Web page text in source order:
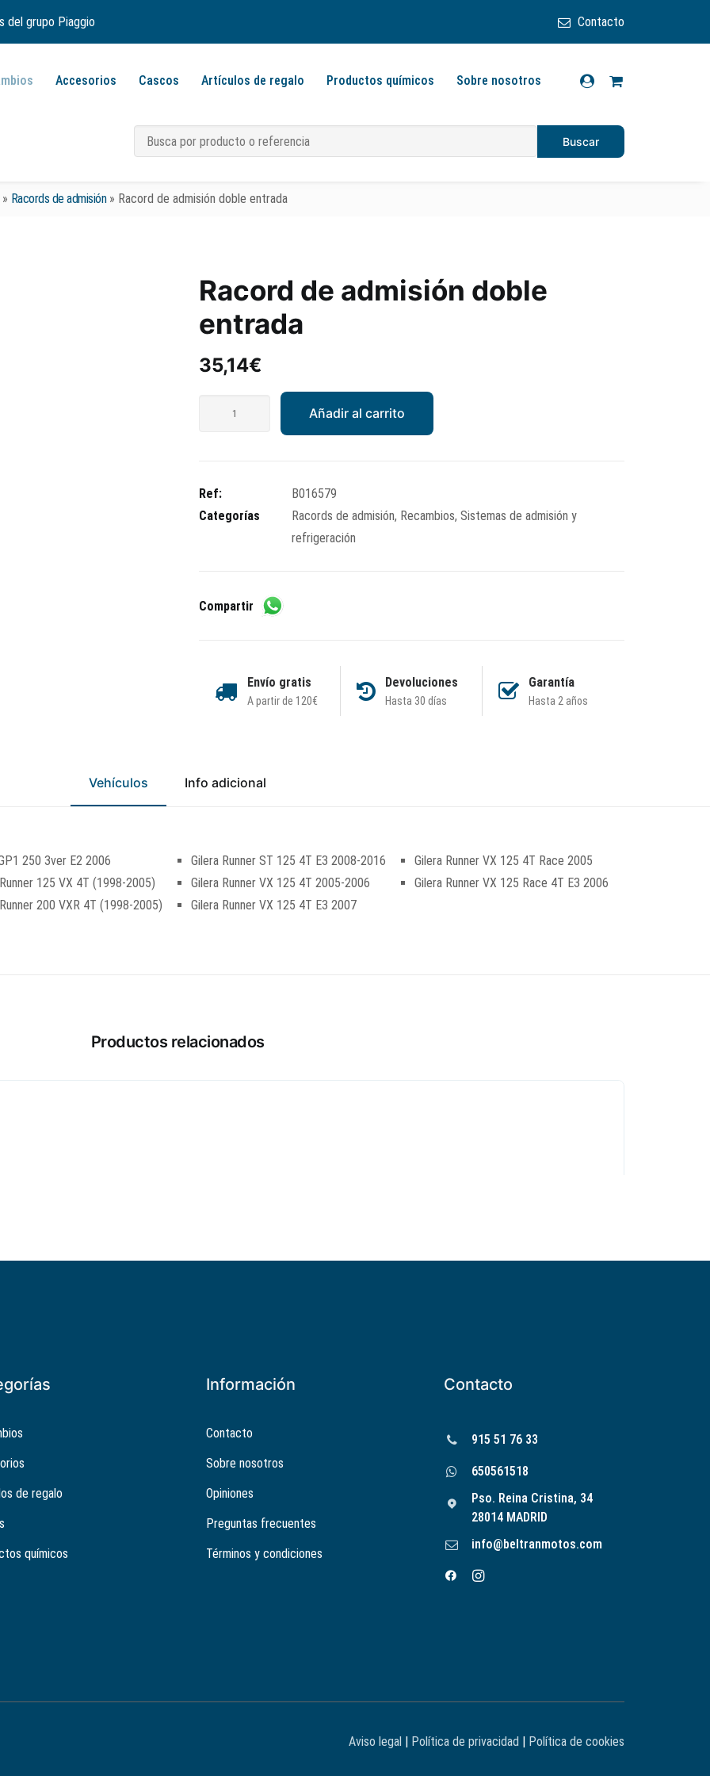
del grupo Piaggio Contacto
Accesorios Cascos Artículos de regalo Productos químicos Sobre nosotros
Racords de admisión» Racord de admisión doble entrada
Racord de admisión doble
entrada
35,14€
entrada
cantidad
Añadir al carrito
Ref:
B016579
Categorías
Racords de admisión, Recambios, Sistemas de admisión y
refrigeración
Compartir
Envío gratis
A partir de 120€
Devoluciones
Hasta 30 días
Garantía
Hasta 2 años
Vehículos Info adicional
250 3ver E2 2006
125 VX 4T (1998-2005)
200 VXR 4T (1998-2005)
Gilera Runner ST 125 4T E3 2008-2016
Gilera Runner VX 125 4T 2005-2006
Gilera Runner VX 125 4T E3 2007
Gilera Runner VX 125 4T Race 2005
Gilera Runner VX 125 Race 4T E3 2006
Productos relacionados
de regalo
químicos
Información
Contacto
Sobre nosotros
Opiniones
Preguntas frecuentes
Términos y condiciones
Contacto
915 51 76 33
650561518
Pso. Reina Cristina, 34
28014 MADRID
info@beltranmotos.com
Aviso legal | Política de privacidad | Política de cookies